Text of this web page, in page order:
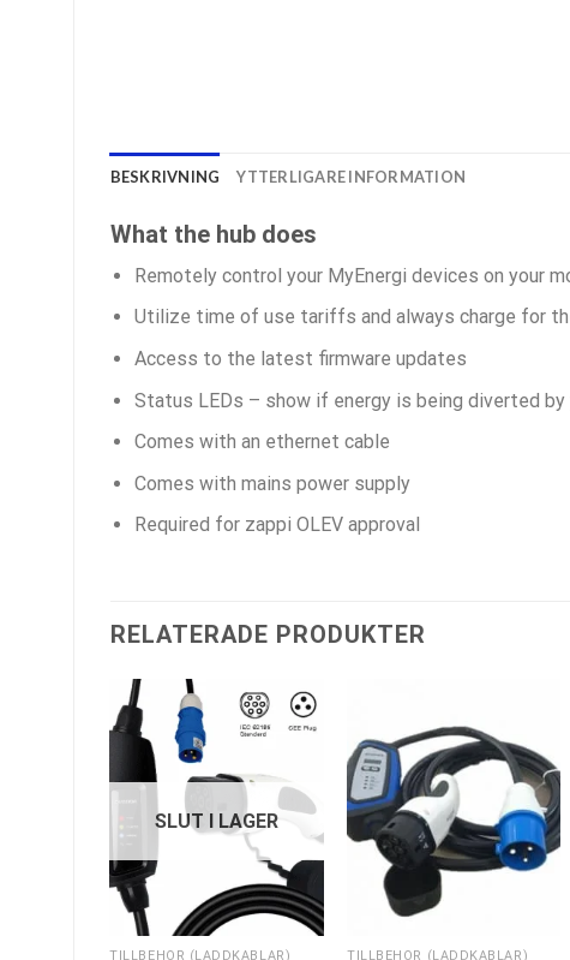
BESKRIVNING YTTERLIGARE INFORMATION
What the hub does
Remotely control your MyEnergi devices on your
Utilize time of use tariffs and always charge for
Access to the latest firmware updates
Status LEDs – show if energy is being diverted
Comes with an ethernet cable
Comes with mains power supply
Required for zappi OLEV approval
RELATERADE PRODUKTER
SLUT I LAGER
TILLBEHÖR (LADDKABLAR) TILLBEHÖR (LADDKABLAR)